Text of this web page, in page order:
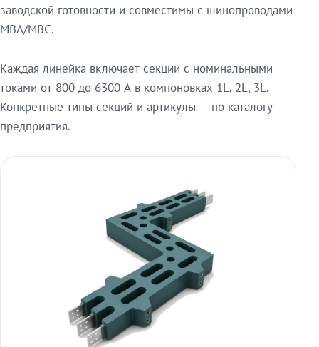
заводской готовности и совместимы с шинопроводами
МВА/МВС.
Каждая линейка включает секции с номинальными
токами от 800 до 6300 А в компоновках 1L, 2L, 3L.
Конкретные типы секций и артикулы — по каталогу
предприятия.